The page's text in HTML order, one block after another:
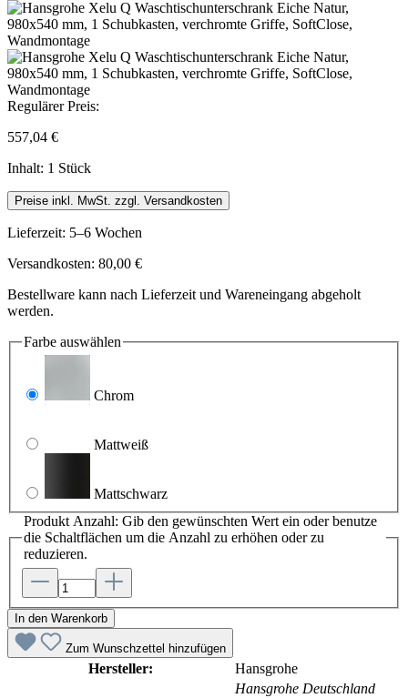
Regulärer Preis:
557,04 €
Inhalt: 1 Stück
Preise inkl. MwSt. zzgl. Versandkosten
Lieferzeit: 5–6 Wochen
Versandkosten: 80,00 €
Bestellware kann nach Lieferzeit und Wareneingang abgeholt
werden.
Farbe auswählen
Chrom
Mattweiß
Mattschwarz
Produkt Anzahl: Gib den gewünschten Wert ein oder benutze
die Schaltflächen um die Anzahl zu erhöhen oder zu
reduzieren.
In den Warenkorb
Zum Wunschzettel hinzufügen
Hersteller: Hansgrohe
Hansgrohe Deutschland